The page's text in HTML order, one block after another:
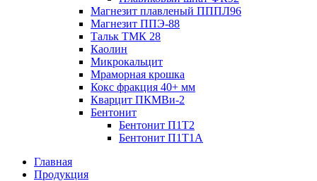
Магнезит плавленый ПППЛ96
Магнезит ППЭ-88
Тальк ТМК 28
Каолин
Микрокальцит
Мраморная крошка
Кокс фракция 40+ мм
Кварцит ПКМВи-2
Бентонит
Бентонит П1Т2
Бентонит П1Т1А
Главная
Продукция